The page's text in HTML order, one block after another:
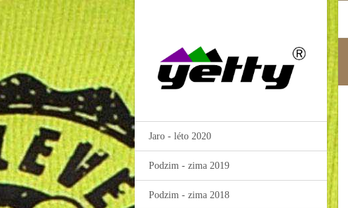
Jaro - léto 2020
Podzim - zima 2019
Podzim - zima 2018